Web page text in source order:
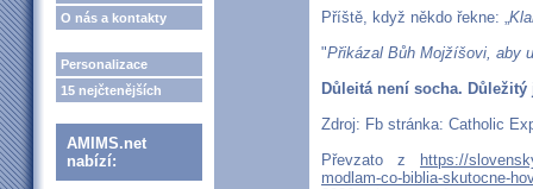
O nás a kontakty
Personalizace
15 nejčtenějších
AMIMS.net
nabízí:
Příště, když někdo řekne: „
"Přikázal Bůh Mojžíšovi, aby
Důleitá není socha.
Zdroj: Fb stránka: Catholic
Převzato z
https://
modlam-co-biblia-skutocne-